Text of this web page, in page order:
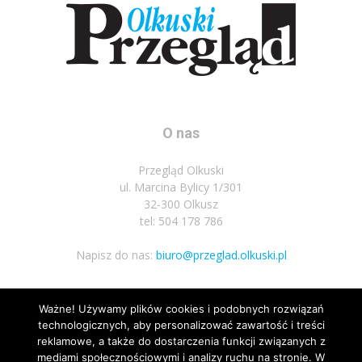
O nas
Przegląd Olkuski
ul. Marcina Bylicy 1/301
32-300 Olkusz
tel: 504 178 786
Napisz do nas: biuro@przeglad.olkuski.pl
Podążaj za nami
Ważne! Używamy plików cookies i podobnych rozwiązań
technologicznych, aby personalizować zawartość i treści
reklamowe, a także do dostarczenia funkcji związanych z
mediami społecznościowymi i analizy ruchu na stronie. W